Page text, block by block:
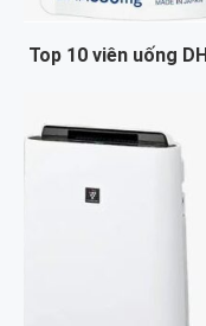
Top 10 viên uống